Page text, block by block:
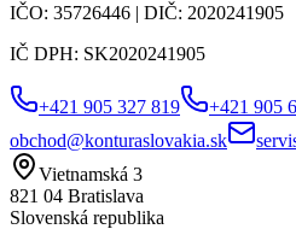
IČO: 35726446 | DIČ: 2020241905
IČ DPH: SK2020241905
+421 905 327 819
+421 905
obchod@konturaslovakia.sk
Vietnamská 3
821 04 Bratislava
Slovenská republika